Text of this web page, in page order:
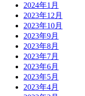
2024年1月
2023年12月
2023年10月
2023年9月
2023年8月
2023年7月
2023年6月
2023年5月
2023年4月